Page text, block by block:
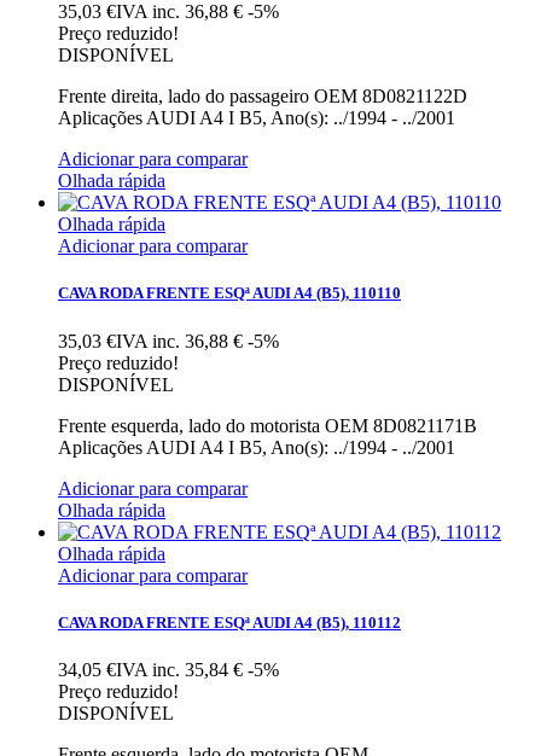
35,03 €IVA inc. 36,88 € -5%
Preço reduzido!
DISPONÍVEL
Frente direita, lado do passageiro OEM 8D0821122D
Aplicações AUDI A4 I B5, Ano(s): ../1994 - ../2001
Adicionar para comparar
Olhada rápida
Olhada rápida
Adicionar para comparar
CAVA RODA FRENTE ESQª AUDI A4 (B5), 110110
35,03 €IVA inc. 36,88 € -5%
Preço reduzido!
DISPONÍVEL
Frente esquerda, lado do motorista OEM 8D0821171B
Aplicações AUDI A4 I B5, Ano(s): ../1994 - ../2001
Adicionar para comparar
Olhada rápida
Olhada rápida
Adicionar para comparar
CAVA RODA FRENTE ESQª AUDI A4 (B5), 110112
34,05 €IVA inc. 35,84 € -5%
Preço reduzido!
DISPONÍVEL